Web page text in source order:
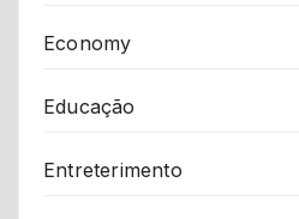
Economy
Educação
Entreterimento